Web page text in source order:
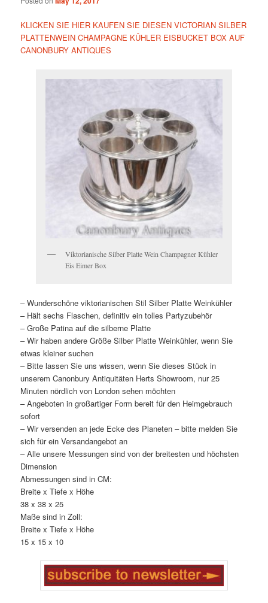
KLICKEN SIE HIER KAUFEN SIE DIESEN VICTORIAN SILBER
PLATTENWEIN CHAMPAGNE KÜHLER EISBUCKET BOX AUF
CANONBURY ANTIQUES
Viktorianische Silber Platte Wein Champagner Kühler
Eis Eimer Box
– Wunderschöne viktorianischen Stil Silber Platte Weinkühler
– Hält sechs Flaschen, definitiv ein tolles Partyzubehör
– Große Patina auf die silberne Platte
– Wir haben andere Größe Silber Platte Weinkühler, wenn Sie
etwas kleiner suchen
– Bitte lassen Sie uns wissen, wenn Sie dieses Stück in
unserem Canonbury Antiquitäten Herts Showroom, nur 25
Minuten nördlich von London sehen möchten
– Angeboten in großartiger Form bereit für den Heimgebrauch
sofort
– Wir versenden an jede Ecke des Planeten – bitte melden Sie
sich für ein Versandangebot an
– Alle unsere Messungen sind von der breitesten und höchsten
Dimension
Abmessungen sind in CM:
Breite x Tiefe x Höhe
38 x 38 x 25
Maße sind in Zoll:
Breite x Tiefe x Höhe
15 x 15 x 10